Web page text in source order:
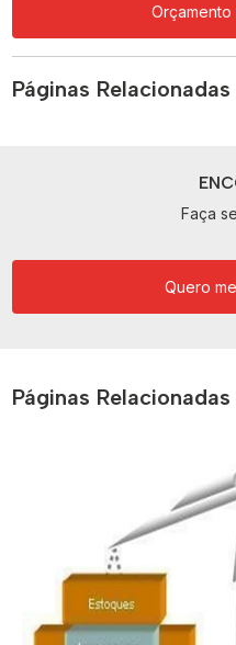
Páginas
Faça
Quero
Páginas Relacionadas